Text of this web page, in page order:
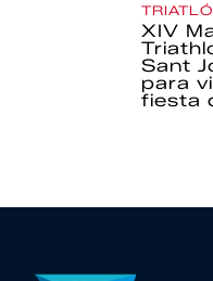
XIV
Sant
para
fiesta